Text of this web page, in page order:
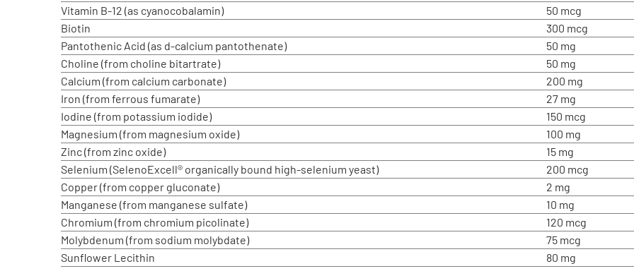
Vitamin B-12 (as cyanocobalamin)
50 mcg
Biotin
300 mcg
Pantothenic Acid (as d-calcium pantothenate)
50 mg
Choline (from choline bitartrate)
50 mg
Calcium (from calcium carbonate)
200 mg
Iron (from ferrous fumarate)
27 mg
Iodine (from potassium iodide)
150 mcg
Magnesium (from magnesium oxide)
100 mg
Zinc (from zinc oxide)
15 mg
Selenium (SelenoExcell® organically bound high-selenium yeast)
200 mcg
Copper (from copper gluconate)
2 mg
Manganese (from manganese sulfate)
10 mg
Chromium (from chromium picolinate)
120 mcg
Molybdenum (from sodium molybdate)
75 mcg
Sunflower Lecithin
80 mg